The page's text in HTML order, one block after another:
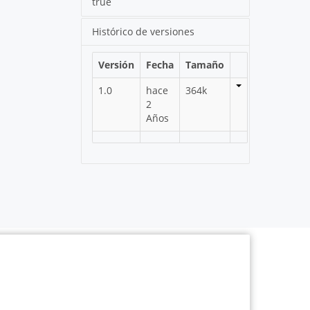
Histórico de versiones
Versión Fecha
Tamaño
1.0
hace
2
Años
364k